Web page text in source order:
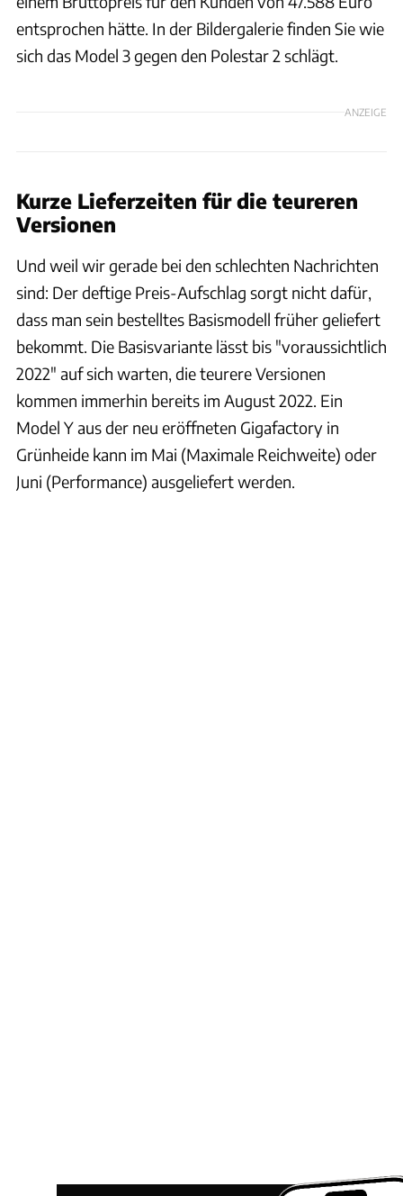
entsprochen hätte. In der Bildergalerie finden Sie wie
sich das Model 3 gegen den Polestar 2 schlägt.
ANZEIGE
Kurze Lieferzeiten für die teureren
Versionen
Und weil wir gerade bei den schlechten Nachrichten
sind: Der deftige Preis-Aufschlag sorgt nicht dafür,
dass man sein bestelltes Basismodell früher geliefert
bekommt. Die Basisvariante lässt bis "voraussichtlich
2022" auf sich warten, die teurere Versionen
kommen immerhin bereits im August 2022. Ein
Model Y aus der neu eröffneten Gigafactory in
Grünheide kann im Mai (Maximale Reichweite) oder
Juni (Performance) ausgeliefert werden.